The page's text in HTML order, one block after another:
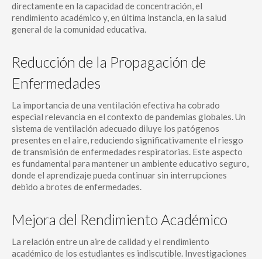
directamente en la capacidad de concentración, el
rendimiento académico y, en última instancia, en la salud
general de la comunidad educativa.
Reducción de la Propagación de
Enfermedades
La importancia de una ventilación efectiva ha cobrado
especial relevancia en el contexto de pandemias globales. Un
sistema de ventilación adecuado diluye los patógenos
presentes en el aire, reduciendo significativamente el riesgo
de transmisión de enfermedades respiratorias. Este aspecto
es fundamental para mantener un ambiente educativo seguro,
donde el aprendizaje pueda continuar sin interrupciones
debido a brotes de enfermedades.
Mejora del Rendimiento Académico
La relación entre un aire de calidad y el rendimiento
académico de los estudiantes es indiscutible. Investigaciones